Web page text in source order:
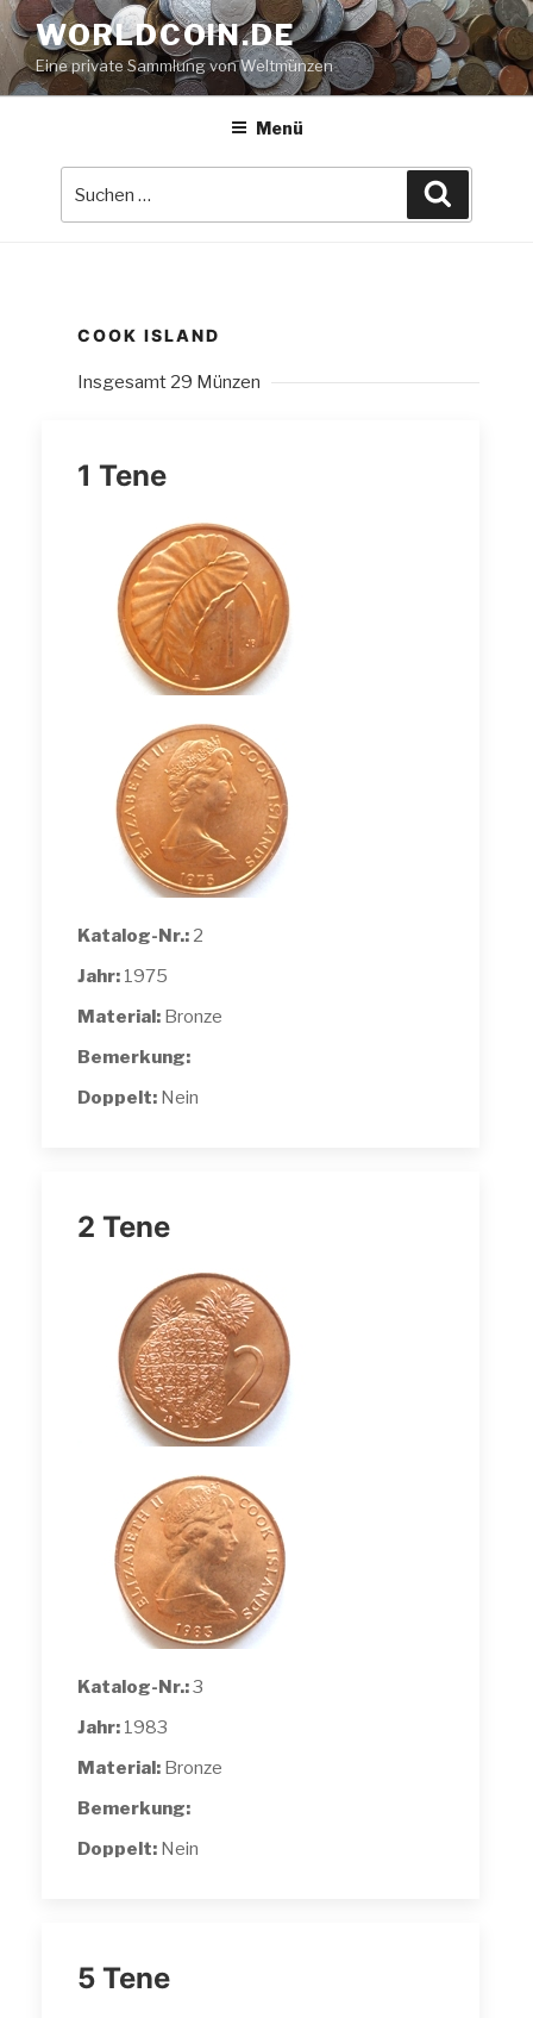
Zum
Inhalt
springen
WORLDCOIN.DE
Eine private Sammlung von Weltmünzen
Menü
COOK ISLAND
Insgesamt 29 Münzen
1 Tene
Katalog-Nr.: 2
Jahr: 1975
Material: Bronze
Bemerkung:
Doppelt: Nein
2 Tene
Katalog-Nr.:3
Jahr: 1983
Material: Bronze
Bemerkung:
Doppelt: Nein
5 Tene